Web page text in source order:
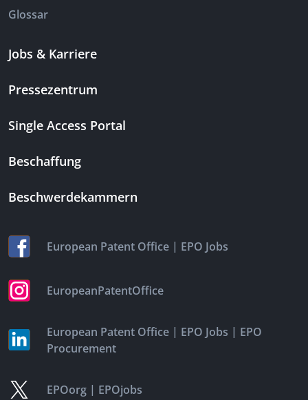
Glossar
Jobs & Karriere
Pressezentrum
Single Access Portal
Beschaffung
Beschwerdekammern
European Patent Office | EPO Jobs
EuropeanPatentOffice
European Patent Office | EPO Jobs | EPO
Procurement
EPOorg | EPOjobs